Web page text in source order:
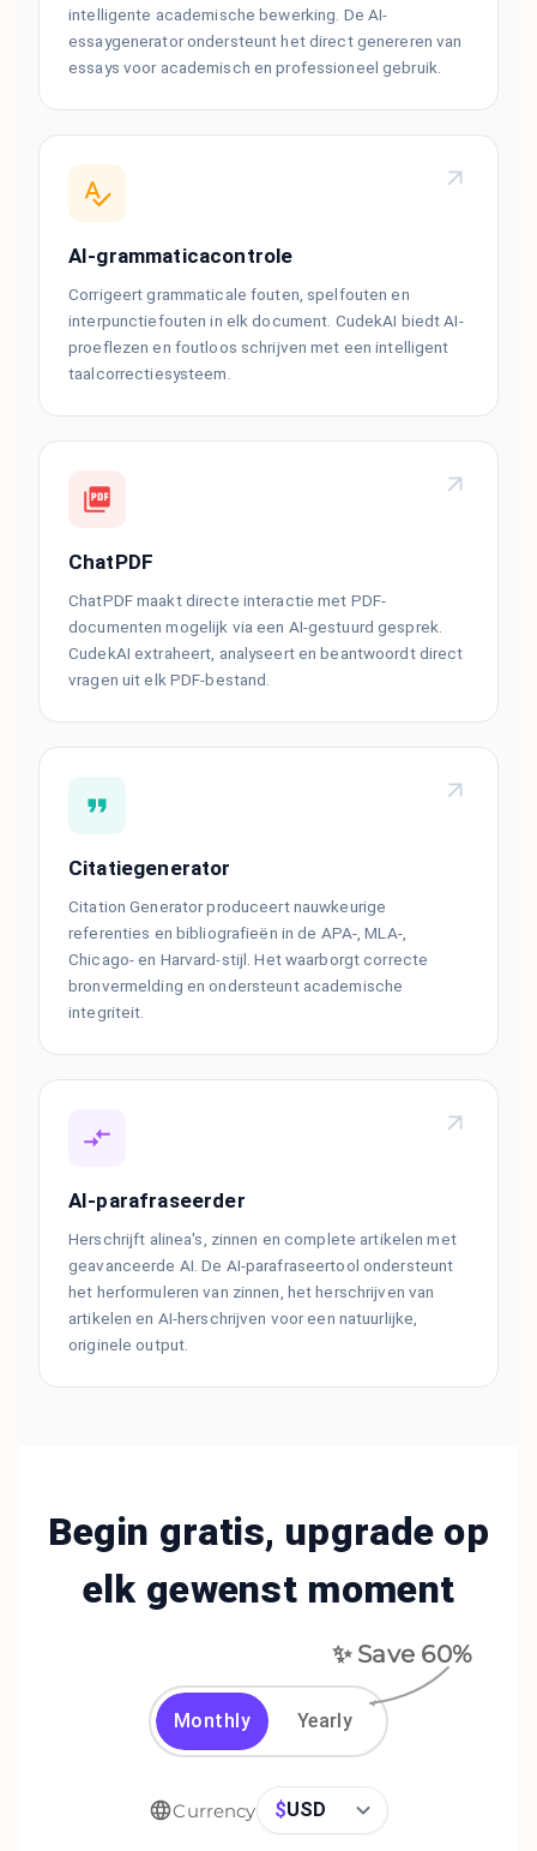
intelligente academische bewerking. De AI-
essaygenerator ondersteunt het direct genereren van
essays voor academisch en professioneel gebruik.
AI-grammaticacontrole
Corrigeert grammaticale fouten, spelfouten en
interpunctiefouten in elk document. CudekAI biedt AI-
proeflezen en foutloos schrijven met een intelligent
taalcorrectiesysteem.
ChatPDF
ChatPDF maakt directe interactie met PDF-
documenten mogelijk via een AI-gestuurd gesprek.
CudekAI extraheert, analyseert en beantwoordt direct
vragen uit elk PDF-bestand.
Citatiegenerator
Citation Generator produceert nauwkeurige
referenties en bibliografieën in de APA-, MLA-,
Chicago- en Harvard-stijl. Het waarborgt correcte
bronvermelding en ondersteunt academische
integriteit.
AI-parafraseerder
Herschrijft alinea's, zinnen en complete artikelen met
geavanceerde AI. De AI-parafraseertool ondersteunt
het herformuleren van zinnen, het herschrijven van
artikelen en AI-herschrijven voor een natuurlijke,
originele output.
Begin gratis, upgrade op
elk gewenst moment
✨ Save 60%
Monthly Yearly
Currency $USD